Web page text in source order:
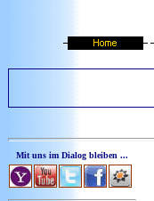
Mit uns im Dialog bleiben ...